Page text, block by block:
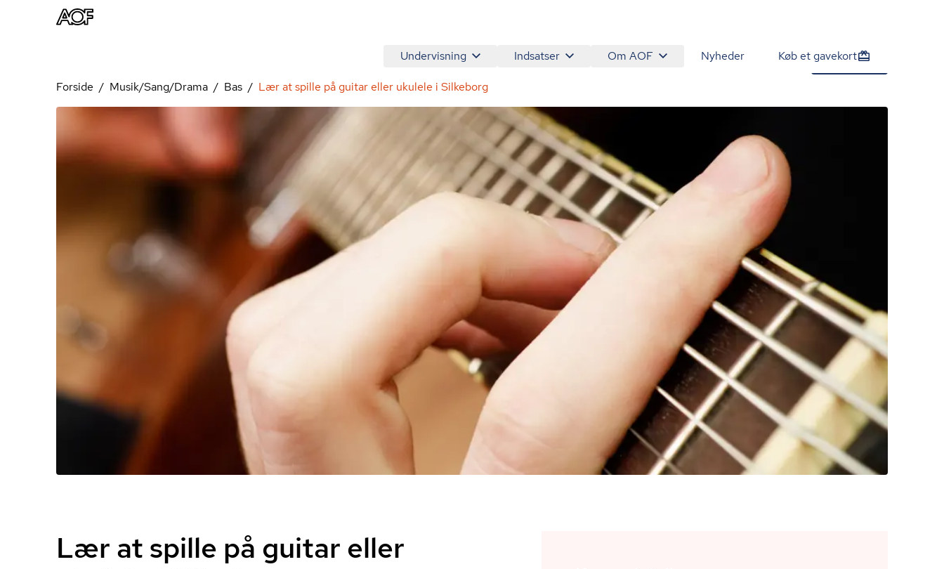
Undervisning Indsatser Om AOF Nyheder Køb et gavekort
Forside Musik/Sang/Drama Bas Lær at spille på guitar eller ukulele i Silkeborg
1.450 kr. /person Tilmeld nu
Lær at spille på guitar eller